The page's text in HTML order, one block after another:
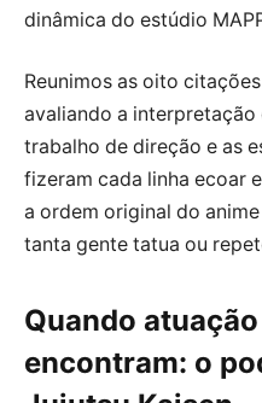
dinâmica do estúdio
Reunimos as oito
avaliando a interpretação
trabalho de direção e as
fizeram cada linha ecoar
a ordem original do
tanta gente tatua ou
Quando
encontram: o